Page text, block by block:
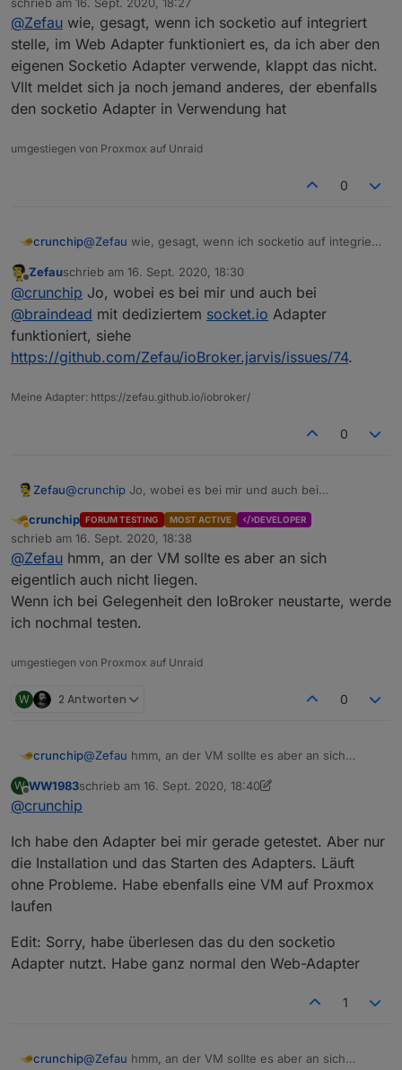
@ Zefausagte in jarvis - just another remarkable vis
Die Daten verarbeitet jarvis und nutzt die
angegebenen Daten zur Verbindung.
das funktioniert nicht
dann für die Verbindung nutzen. Das passiert bei dir
aber nicht und er fällt auf den Port der Adresszeile
zurück.
schrieb am 16. Sept. 2020, 18:27
zuletzt editiert von
@Zefau wie, gesagt, wenn ich socketio auf integriert
stelle, im Web Adapter funktioniert es, da ich aber den
eigenen Socketio Adapter verwende, klappt das nicht.
Vllt meldet sich ja noch jemand anderes, der ebenfalls
den socketio Adapter in Verwendung hat
umgestiegen von Proxmox auf Unraid
0
crunchip@Zefau wie, gesagt, wenn ich socketio auf integriert
den eigenen Socketio Adapter verwende, klappt das
nicht.
Vllt meldet sich ja noch jemand anderes, der
ebenfalls den socketio Adapter in Verwendung hat
Zefauschrieb am 16. Sept. 2020, 18:30
zuletzt editiert von
@crunchip Jo, wobei es bei mir und auch bei
@braindead mit dediziertem socket.io Adapter
funktioniert, siehe
https://github.com/Zefau/ioBroker.jarvis/issues/74.
Meine Adapter: https://zefau.github.io/iobroker/
0
Zefau@crunchip Jo, wobei es bei mir und auch bei
funktioniert, siehe
https://github.com/Zefau/ioBroker.jarvis/issues/74
Abwesend
crunchip FORUM TESTING MOST ACTIVE DEVELOPER
schrieb am 16. Sept. 2020, 18:38
zuletzt editiert von
@Zefau hmm, an der VM sollte es aber an sich
eigentlich auch nicht liegen.
Wenn ich bei Gelegenheit den IoBroker neustarte, werde
ich nochmal testen.
umgestiegen von Proxmox auf Unraid
W 2 Antworten 0
crunchip@Zefau hmm, an der VM sollte es aber an sich
Wenn ich bei Gelegenheit den IoBroker neustarte,
W WW1983schrieb am 16. Sept. 2020, 18:40
zuletzt editiert von WW1983
@crunchip
Ich habe den Adapter bei mir gerade getestet. Aber nur
die Installation und das Starten des Adapters. Läuft
ohne Probleme. Habe ebenfalls eine VM auf Proxmox
laufen
Edit: Sorry, habe überlesen das du den socketio
Adapter nutzt. Habe ganz normal den Web-Adapter
1
crunchip@Zefau hmm, an der VM sollte es aber an sich